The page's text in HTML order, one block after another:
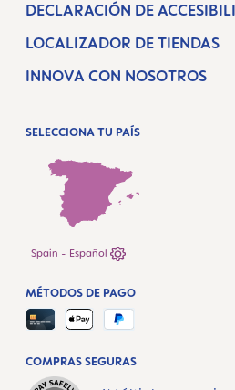
DECLARACIÓN DE
LOCALIZADOR DE TIENDAS
INNOVA CON NOSOTROS
SELECCIONA TU PAÍS
Spain - Español
COMPRAS SEGURAS
MÉTODOS DE PAGO